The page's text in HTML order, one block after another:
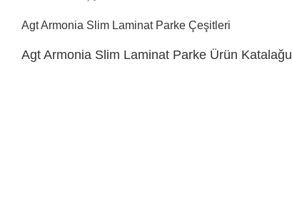
Agt Armonia Slim Laminat Parke Çeşitleri
Agt Armonia Slim Laminat Parke Ürün Katalağu